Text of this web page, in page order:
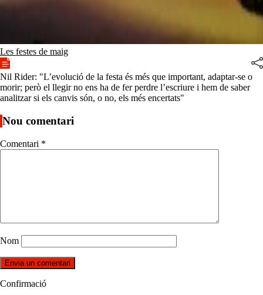
Les festes de maig
Nil Rider: "L’evolució de la festa és més que important, adaptar-se o
morir; però el llegir no ens ha de fer perdre l’escriure i hem de saber
analitzar si els canvis són, o no, els més encertats"
Nou comentari
Comentari *
Nom
Confirmació